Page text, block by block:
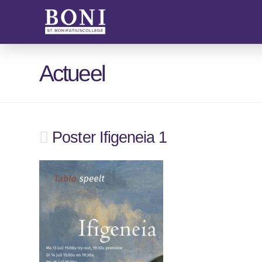
Actueel
Poster Ifigeneia 1